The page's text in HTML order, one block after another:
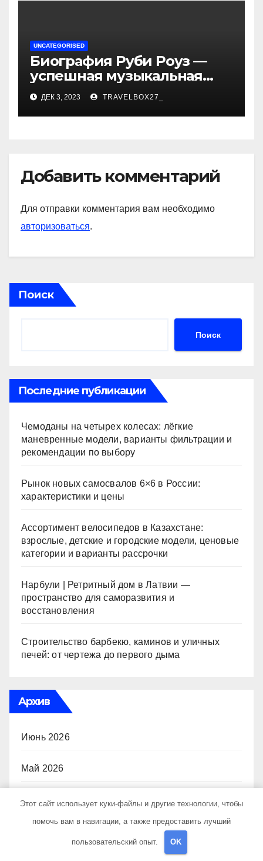
UNCATEGORISED
Биография Руби Роуз —
успешная музыкальная
карьера, личная жизнь и
знаковые достижения
ДЕК 3, 2023 TRAVELBOX27_
Добавить комментарий
Для отправки комментария вам необходимо
авторизоваться.
Поиск
Поиск
Последние публикации
Чемоданы на четырех колесах: лёгкие
маневренные модели, варианты фильтрации и
рекомендации по выбору
Рынок новых самосвалов 6×6 в России:
характеристики и цены
Ассортимент велосипедов в Казахстане:
взрослые, детские и городские модели, ценовые
категории и варианты рассрочки
Нарбули | Ретритный дом в Латвии —
пространство для саморазвития и
восстановления
Строительство барбекю, каминов и уличных
печей: от чертежа до первого дыма
Архив
Июнь 2026
Май 2026
Апрель 2026
Этот сайт использует куки-файлы и другие технологии, чтобы
помочь вам в навигации, а также предоставить лучший
пользовательский опыт. OK